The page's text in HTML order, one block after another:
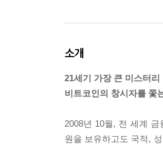
소개
21세기 가장 큰 미스터리
비트코인의 창시자를 쫓
2008년 10월, 전 세계
원을 보유하고도 국적,